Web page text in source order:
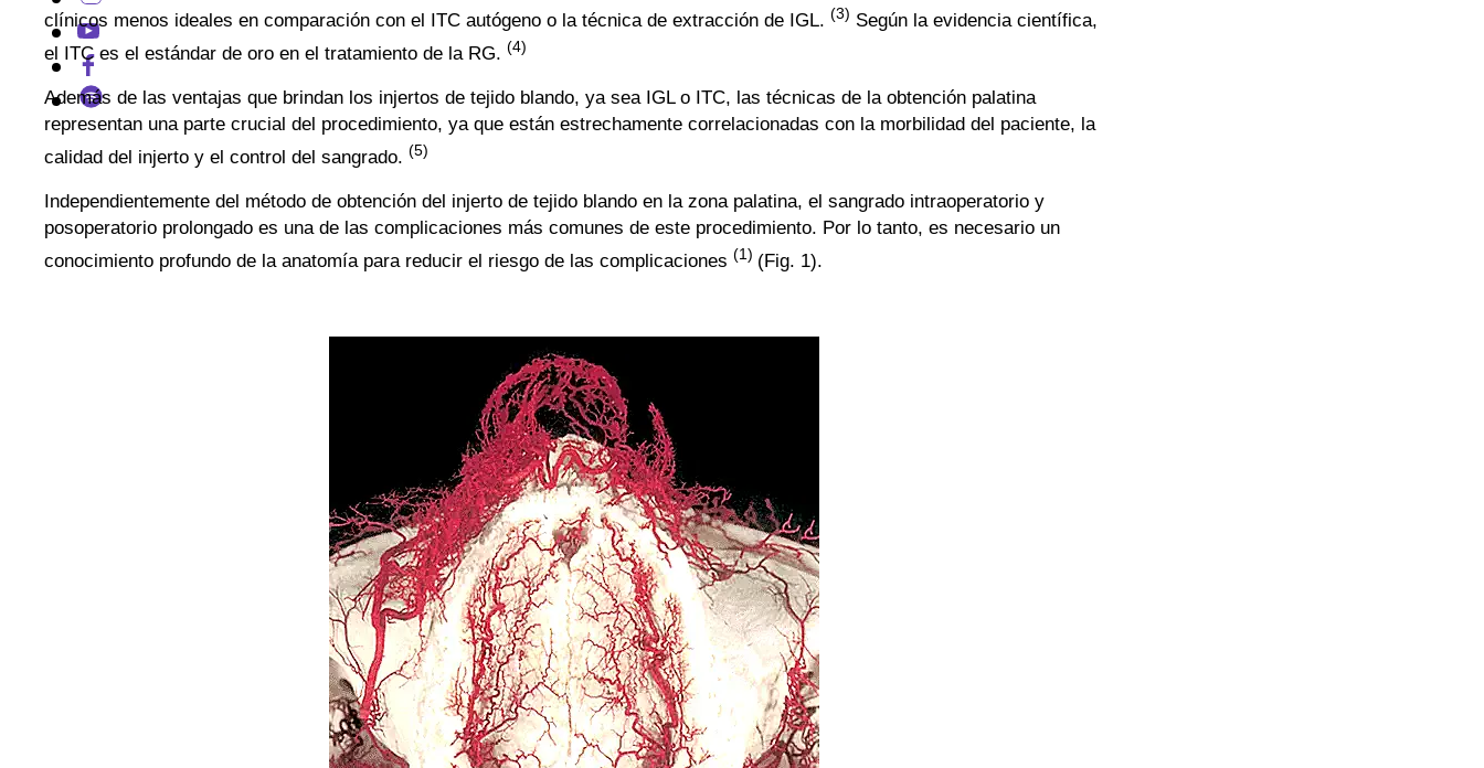
clínicos menos ideales en comparación con el ITC autógeno o la técnica de extracción de IGL. (3) Según la evidencia científica,
el ITC es el estándar de oro en el tratamiento de la RG. (4)
Además de las ventajas que brindan los injertos de tejido blando, ya sea IGL o ITC, las técnicas de la obtención palatina
representan una parte crucial del procedimiento, ya que están estrechamente correlacionadas con la morbilidad del paciente, la
calidad del injerto y el control del sangrado. (5)
Independientemente del método de obtención del injerto de tejido blando en la zona palatina, el sangrado intraoperatorio y
posoperatorio prolongado es una de las complicaciones más comunes de este procedimiento. Por lo tanto, es necesario un
conocimiento profundo de la anatomía para reducir el riesgo de las complicaciones (1) (Fig. 1).